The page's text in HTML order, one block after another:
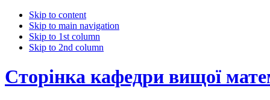
Skip to content
Skip to main navigation
Skip to 1st column
Skip to 2nd column
Сторінка кафедри вищої